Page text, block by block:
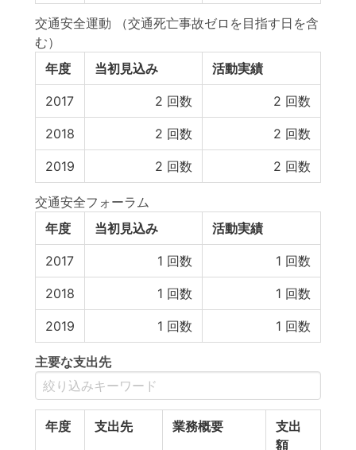
交通安全運動 （交通死亡事故ゼロを目指す日を含
む）
年度
当初見込み 活動実績
2017 2 回数 2 回数
2018 2 回数 2 回数
2019 2 回数 2 回数
交通安全フォーラム
年度
当初見込み 活動実績
2017 1 回数 1 回数
2018 1 回数 1 回数
2019 1 回数 1 回数
主要な支出先
年度 支出先 業務概要
支出
額